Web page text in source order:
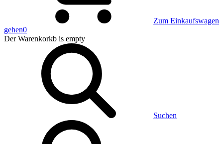
Zum Einkaufswagen
gehen0
Der Warenkorkb is empty
Suchen